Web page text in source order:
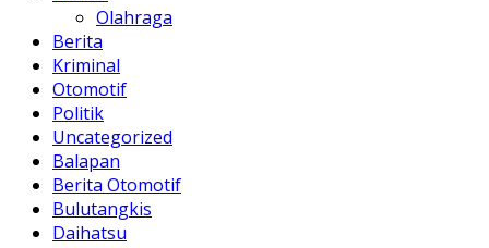
Olahraga
Berita
Kriminal
Otomotif
Politik
Uncategorized
Balapan
Berita Otomotif
Bulutangkis
Daihatsu